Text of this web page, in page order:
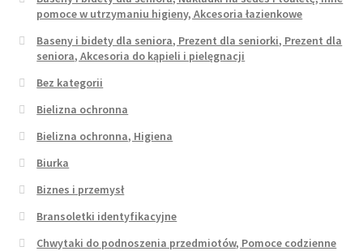
pomoce w utrzymaniu higieny, Akcesoria łazienkowe
Baseny i bidety dla seniora, Prezent dla seniorki, Prezent dla
seniora, Akcesoria do kąpieli i pielęgnacji
Bez kategorii
Bielizna ochronna
Bielizna ochronna, Higiena
Biurka
Biznes i przemysł
Bransoletki identyfikacyjne
Chwytaki do podnoszenia przedmiotów, Pomoce codzienne